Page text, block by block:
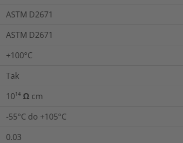
ASTM D2671
ASTM D2671
+100°C
Tak
10¹⁴ Ω cm
-55°C do +105°C
0.03